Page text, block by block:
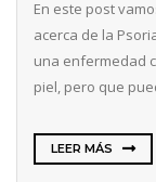
En este post
acerca de la
una enfermedad
piel, pero que
LEER MÁS